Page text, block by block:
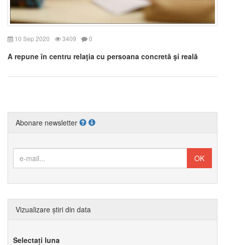
10 Sep 2020 3409 0
A repune în centru relaţia cu persoana concretă şi reală
Abonare newsletter
Vizualizare știri din data
Selectați luna